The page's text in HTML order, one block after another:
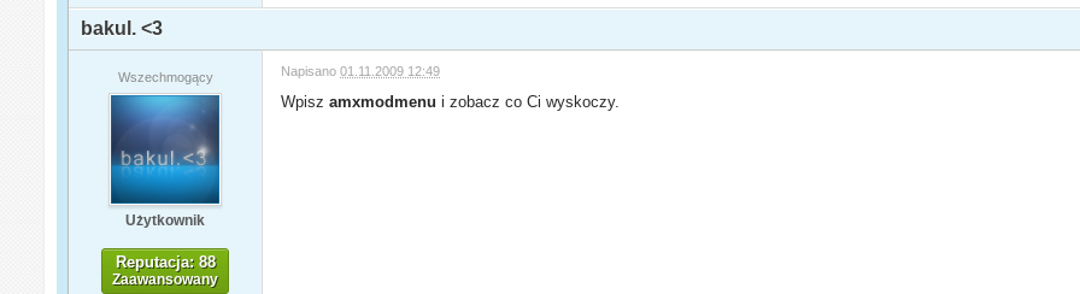
bakul. <3
Wszechmogący
Użytkownik
Reputacja: 88
Zaawansowany
Napisano01.11.2009 12:49
Wpiszamxmodmenu i zobacz co Ci wyskoczy.